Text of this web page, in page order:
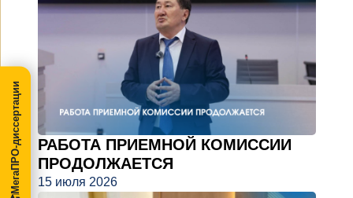
РАБОТА ПРИЕМНОЙ КОМИССИИ
ПРОДОЛЖАЕТСЯ
15 июля 2026
МегаПРО-диссертации